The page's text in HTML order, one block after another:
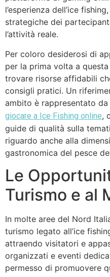
l’esperienza dell’ice
strategiche dei
l’attività reale.
Per coloro desiderosi di
per la prima volta a
trovare risorse affidabili
consigli pratici. Un
ambito è rappresentato
giocare a Ice Fishing online,
guide di qualità sulla
riguardo anche alla
gastronomica del pesce
Le
Turismo e al
In molte aree del Nord
turismo legato all’ice
attraendo visitatori e
organizzati e eventi
permesso di promuovere